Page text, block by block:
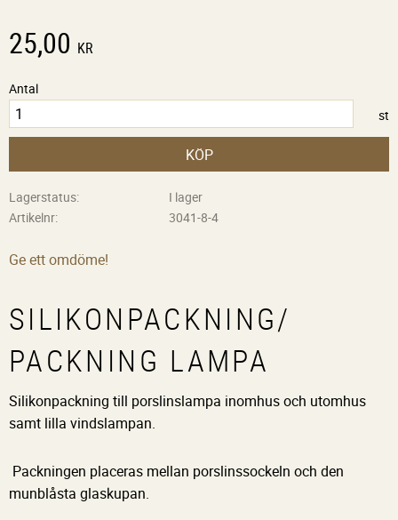
25,00 KR
Antal
st
KÖP
Lagerstatus
I lager
Artikelnr
3041-8-4
Ge ett omdöme!
SILIKONPACKNING/
PACKNING LAMPA
Silikonpackning till porslinslampa inomhus och utomhus
samt lilla vindslampan.
Packningen placeras mellan porslinssockeln och den
munblåsta glaskupan.